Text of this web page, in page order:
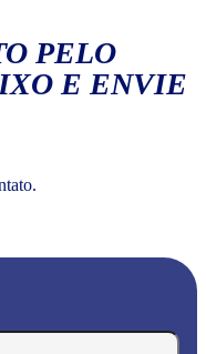
PELO
E ENVIE